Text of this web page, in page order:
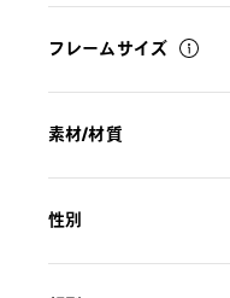
フレームサイズ
素材/材質
性別